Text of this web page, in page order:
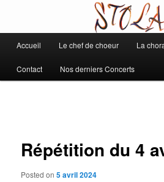
Stolat
menu
Skip
to
Accueil Le chef de choeur La
Contact Nos derniers Concerts
Répétition du 4
Posted on5 avril 2024